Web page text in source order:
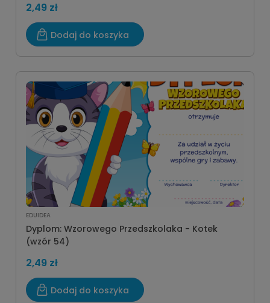
2,49 zł
Dodaj do koszyka
EDUIDEA
Dyplom: Wzorowego Przedszkolaka - Kotek
(wzór 54)
2,49 zł
Dodaj do koszyka